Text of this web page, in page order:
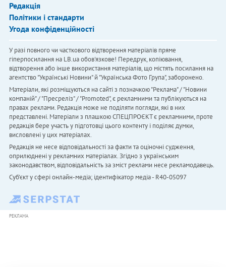
Редакція
Політики і стандарти
Угода конфіденційності
У разі повного чи часткового відтворення матеріалів пряме
гіперпосилання на LB.ua обов'язкове! Передрук, копіювання,
відтворення або інше використання матеріалів, що містять посилання на
агентство "Українськi Новини" й "Українська Фото Група", заборонено.
Матеріали, які розміщуються на сайті з позначкою "Реклама" / "Новини
компаній" / "Пресреліз" / "Promoted", є рекламними та публікуються на
правах реклами. Редакція може не поділяти погляди, які в них
представлені. Матеріали з плашкою СПЕЦПРОЄКТ є рекламними, проте
редакція бере участь у підготовці цього контенту і поділяє думки,
висловлені у цих матеріалах.
Редакція не несе відповідальності за факти та оціночні судження,
оприлюднені у рекламних матеріалах. Згідно з українським
законодавством, відповідальність за зміст реклами несе рекламодавець.
Cуб'єкт у сфері онлайн-медіа; ідентифікатор медіа - R40-05097
РЕКЛАМА